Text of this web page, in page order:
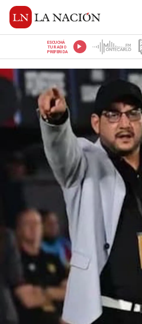
ESCUCHÁ
TU RADIO
PREFERIDA